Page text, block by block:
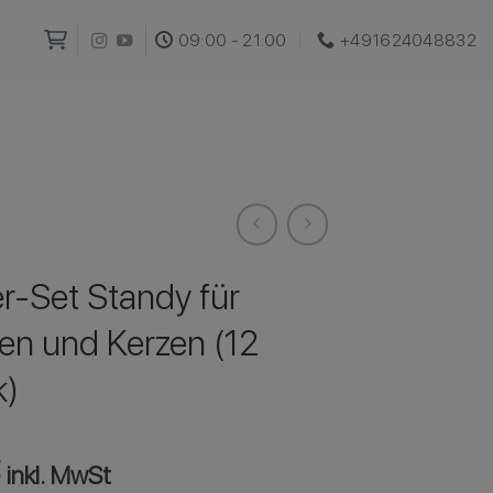
09:00 - 21:00 +491624048832‬
Set Standy für
und Kerzen (12
inkl. MwSt